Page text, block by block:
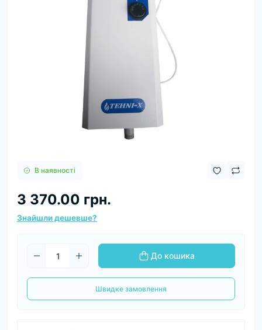
В наявності
3 370.00 грн.
Знайшли дешевше?
До кошика
Швидке замовлення